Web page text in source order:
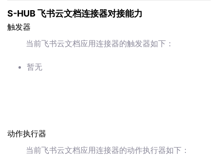
S-HUB 飞书云文档连接器对接能力
触发器
当前飞书云文档应用连接器的触发器如下：
暂无
动作执行器
当前飞书云文档应用连接器的动作执行器如下：